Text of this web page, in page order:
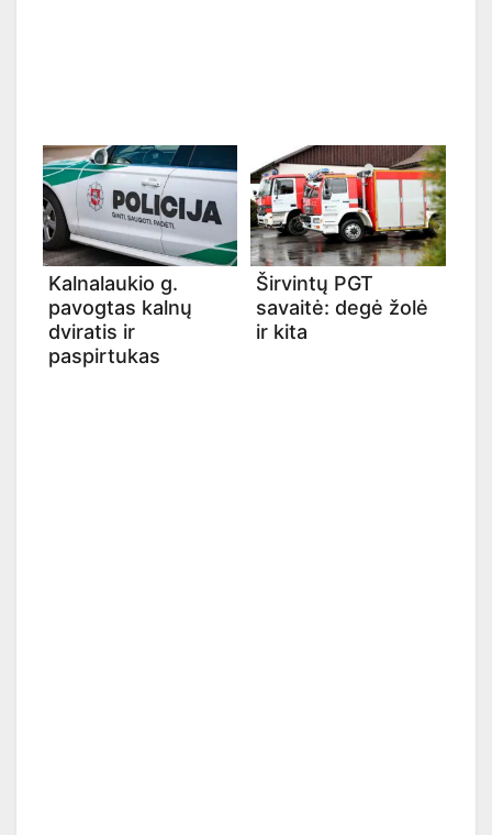
Kalnalaukio g.
pavogtas kalnų
dviratis ir
paspirtukas
Širvintų PGT
savaitė: degė žolė
ir kita